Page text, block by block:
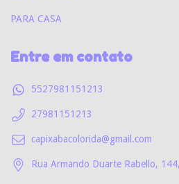
PARA CASA
Entre em contato
5527981151213
27981151213
capixabacolorida@gmail.com
Rua Armando Duarte Rabello,